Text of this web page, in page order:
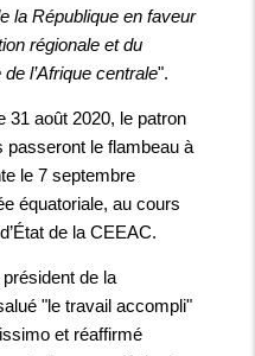
la République en faveur
régionale et du
l’Afrique centrale".
31 août 2020, le patron
passeront le flambeau à
le 7 septembre
équatoriale, au cours
de la CEEAC.
de la
"le travail accompli"
et réaffirmé